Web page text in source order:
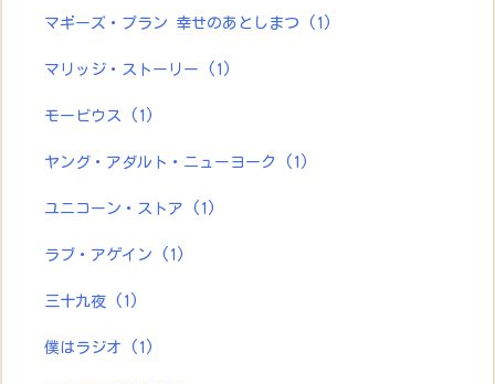
マギーズ・プラン 幸せのあとしまつ (1)
マリッジ・ストーリー (1)
モービウス (1)
ヤング・アダルト・ニューヨーク (1)
ユニコーン・ストア (1)
ラブ・アゲイン (1)
三十九夜 (1)
僕はラジオ (1)